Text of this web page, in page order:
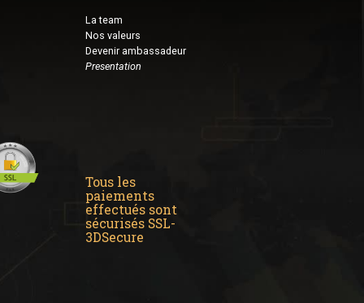
La team
Nos valeurs
Devenir ambassadeur
Presentation
Tous les
paiements
effectués sont
sécurisés SSL-
3DSecure